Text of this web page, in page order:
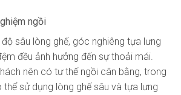
ngồi
sâu lòng ghế, góc nghiêng tựa lưng
đều ảnh hưởng đến sự thoải mái.
nên có tư thế ngồi cân bằng, trong
sử dụng lòng ghế sâu và tựa lưng